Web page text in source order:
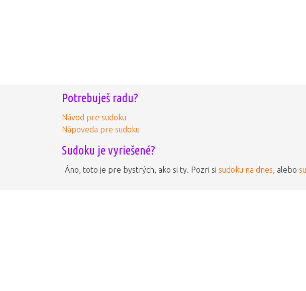
Potrebuješ radu?
Návod pre sudoku
Nápoveda pre sudoku
Sudoku je vyriešené?
Áno, toto je pre bystrých, ako si ty. Pozri si sudoku na dnes , alebo